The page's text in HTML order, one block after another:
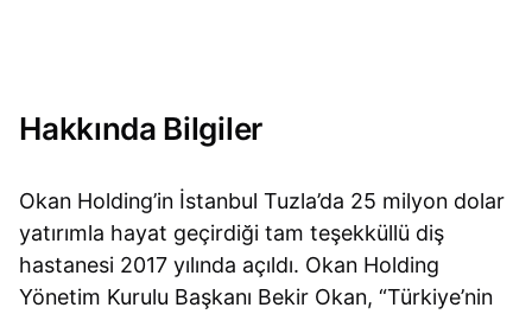
Hakkında Bilgiler
Okan Holding’in İstanbul Tuzla’da 25 milyon dolar
yatırımla hayat geçirdiği tam teşekküllü diş
hastanesi 2017 yılında açıldı. Okan Holding
Yönetim Kurulu Başkanı Bekir Okan, “Türkiye’nin